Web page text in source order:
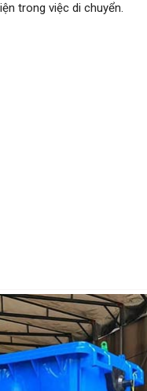
trong việc di chuyển.